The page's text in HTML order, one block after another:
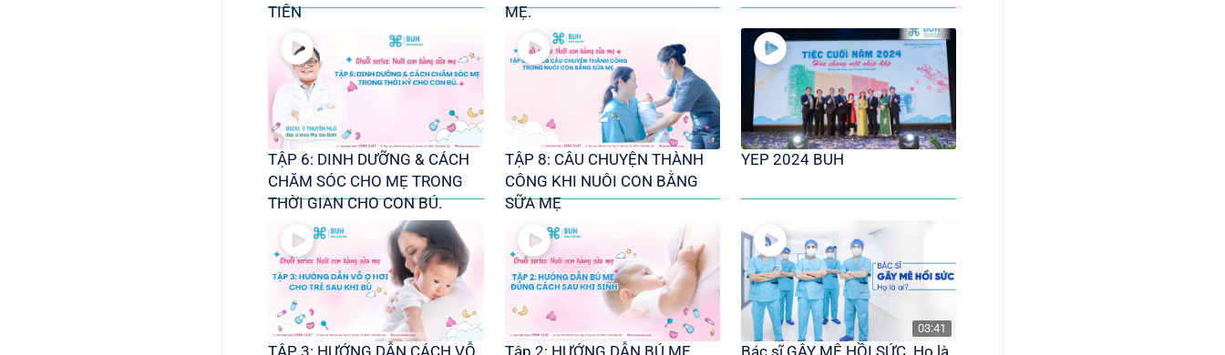
TIÊN
MẸ.
TẬP 6: DINH DƯỠNG & CÁCH
CHĂM SÓC CHO MẸ TRONG
THỜI GIAN CHO CON BÚ.
TẬP 8: CÂU CHUYỆN THÀNH
CÔNG KHI NUÔI CON BẰNG
SỮA MẸ
YEP 2024 BUH
03:41